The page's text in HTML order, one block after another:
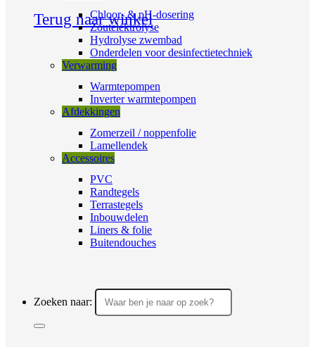
Terug naar winkel
Chloor- & pH-dosering
Zoutelektrolyse
Hydrolyse zwembad
Onderdelen voor desinfectietechniek
Verwarming
Warmtepompen
Inverter warmtepompen
Afdekkingen
Zomerzeil / noppenfolie
Lamellendek
Accessoires
PVC
Randtegels
Terrastegels
Inbouwdelen
Liners & folie
Buitendouches
Zoeken naar: